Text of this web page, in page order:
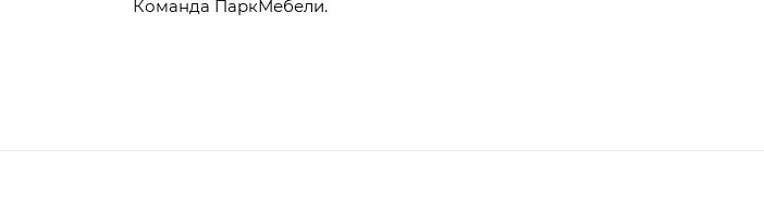
Команда ПаркМебели.